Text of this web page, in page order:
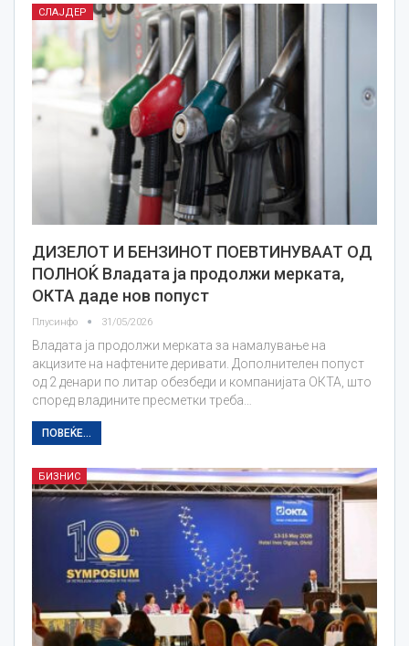
СЛАЈДЕР
ДИЗЕЛОТ И БЕНЗИНОТ ПОЕВТИНУВААТ ОД
ПОЛНОЌ Владата ја продолжи мерката,
ОКТА даде нов попуст
Плусинфо 31/05/2026
Владата ја продолжи мерката за намалување на
акцизите на нафтените деривати. Дополнителен попуст
од 2 денари по литар обезбеди и компанијата ОКТА, што
според владините пресметки треба…
ПОВЕЌЕ...
БИЗНИС